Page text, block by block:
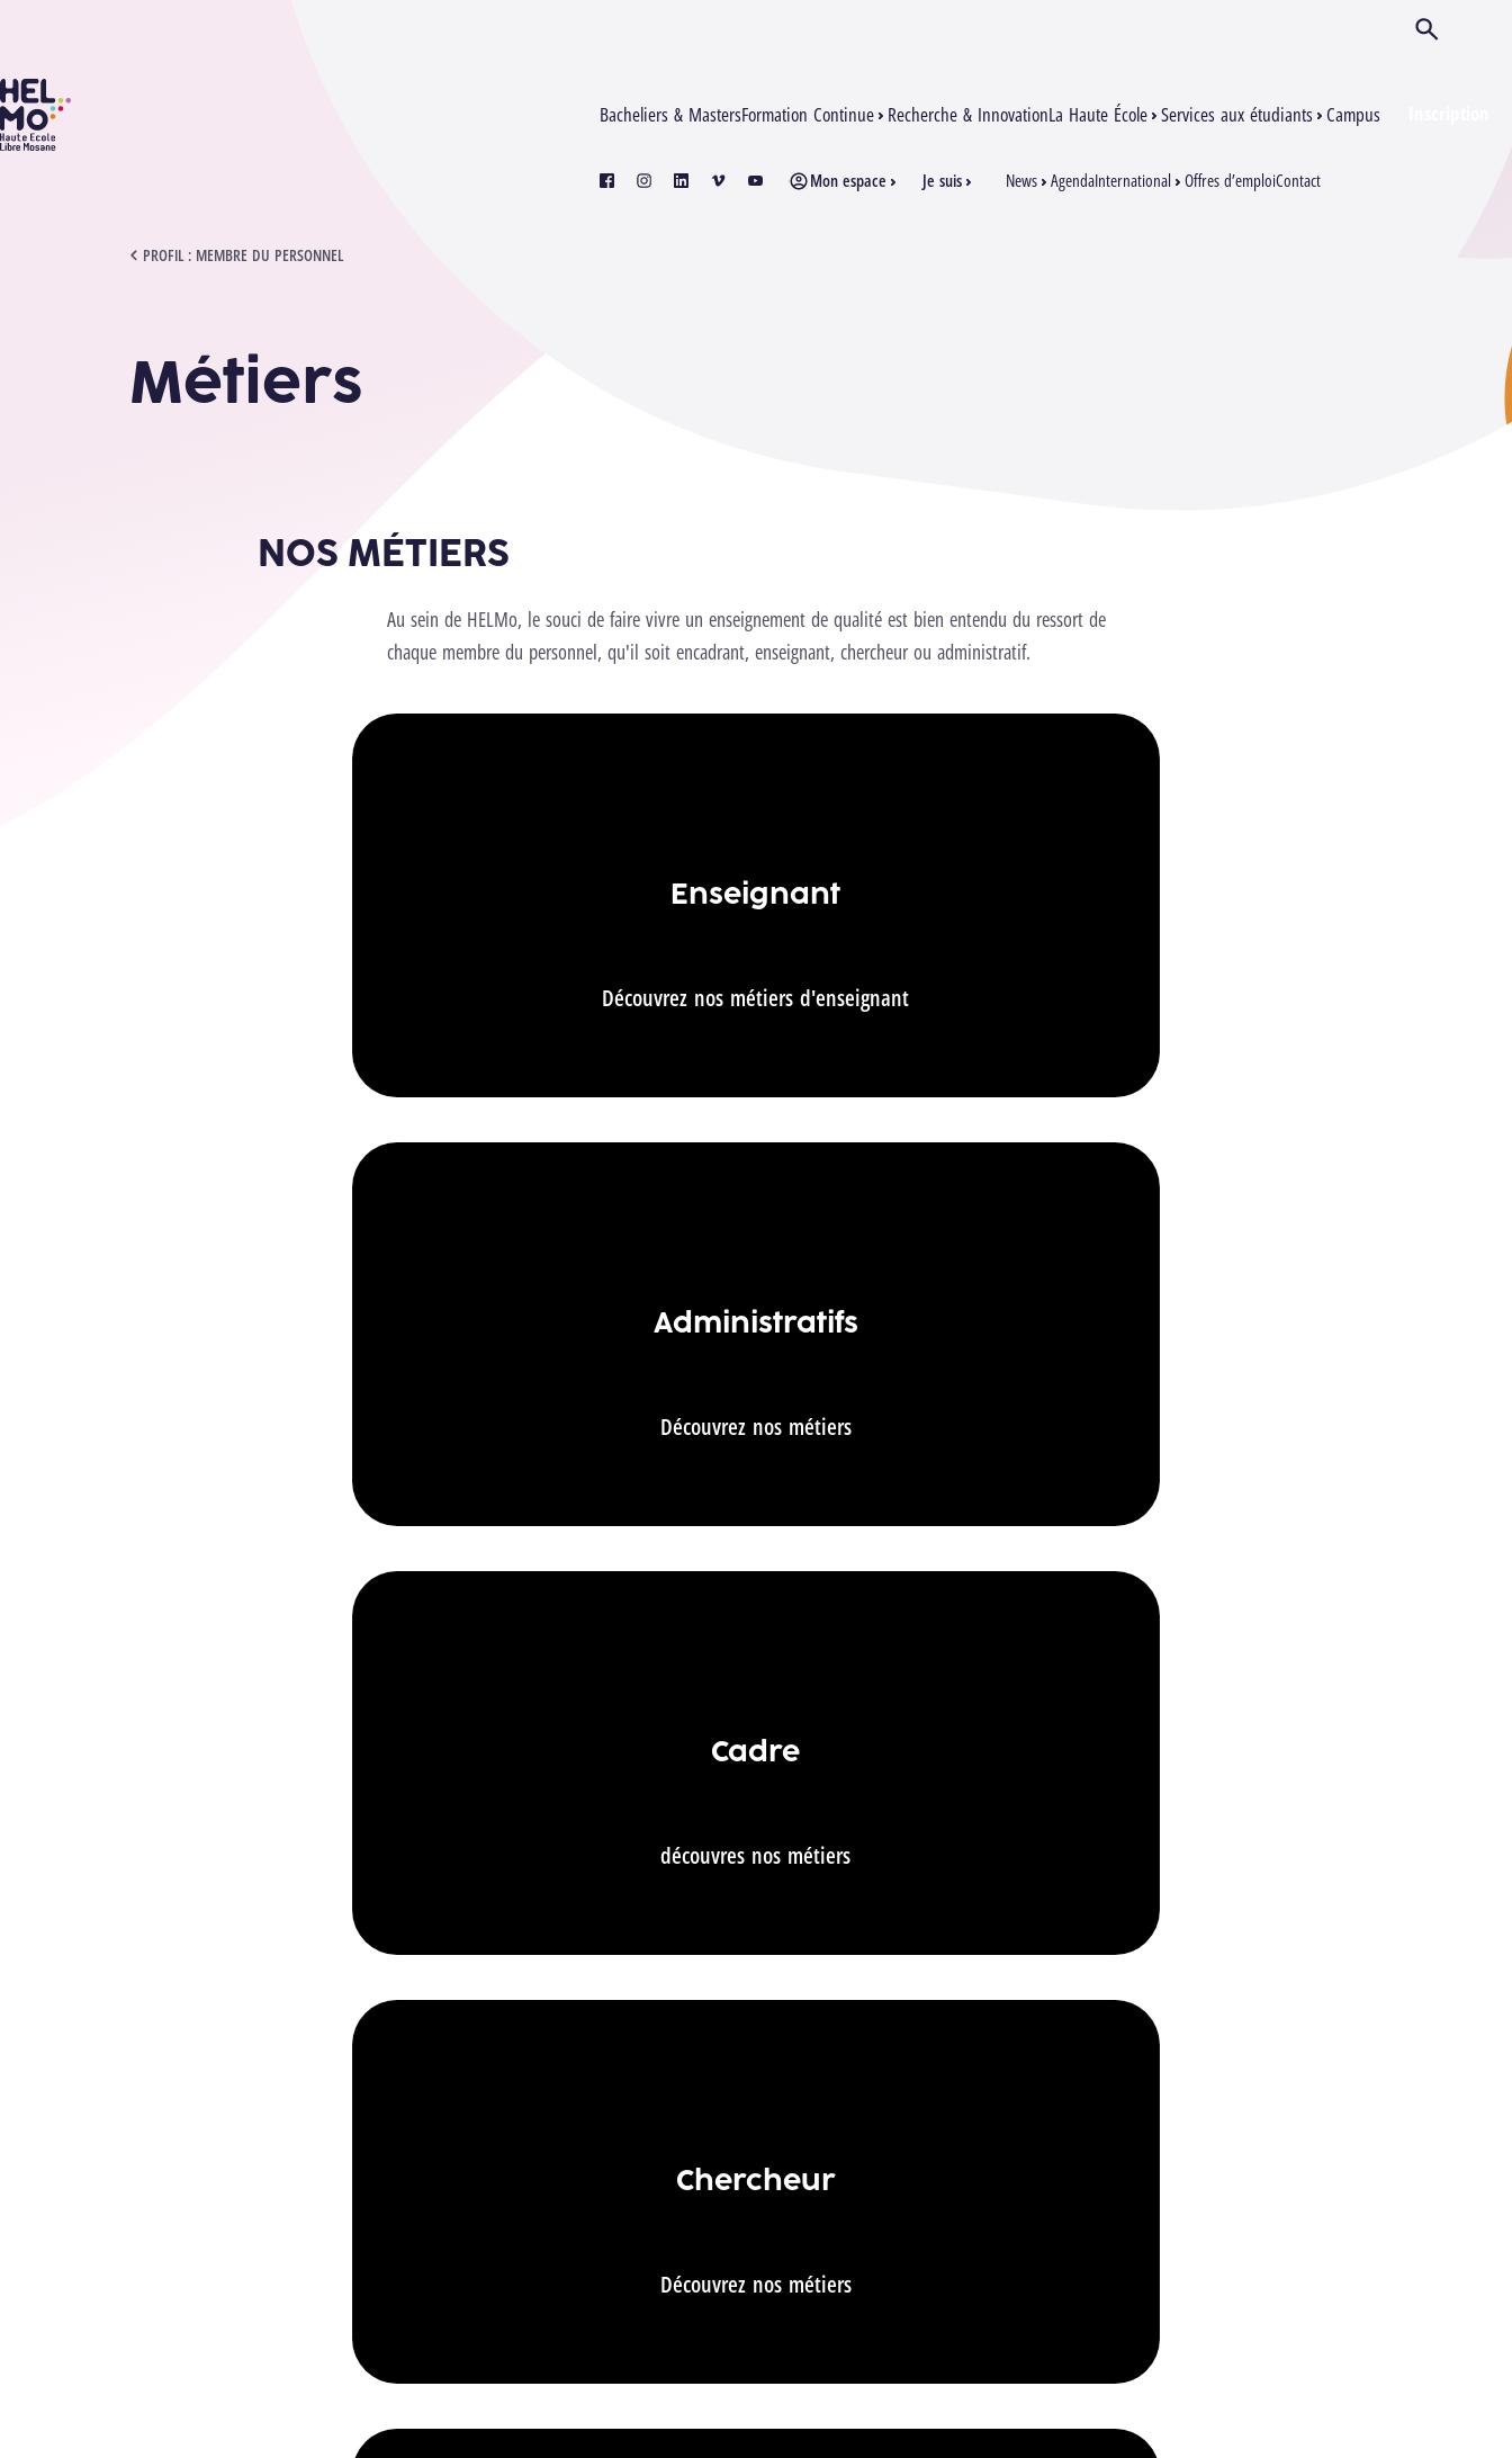
HELMo
Bacheliers & MastersFormation Continue Recherche & InnovationLa Haute École Services aux étudiants Campus
Mon espace Je suis News AgendaInternational Offres d’emploiContact
facebookinstagramlinkedinvimeo youtube
Ouvrir/
PROFIL : MEMBRE DU PERSONNEL
MÉTIERS
Métiers
NOS MÉTIERS
Au sein de HELMo, le souci de faire vivre un enseignement de qualité est bien entendu du ressort de
chaque membre du personnel, qu'il soit encadrant, enseignant, chercheur ou administratif.
Enseignant
Découvrez nos métiers d'enseignant
Administratifs
Découvrez nos métiers
Cadre
découvres nos métiers
Chercheur
Découvrez nos métiers